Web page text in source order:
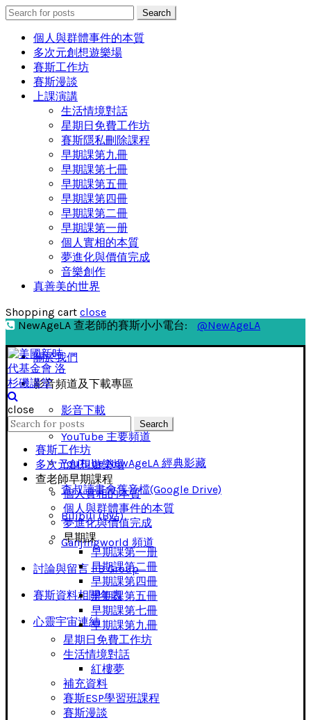
Search
for:
Search
個人與群體事件的本質
多次元創想遊樂場
賽斯工作坊
賽斯漫談
上課演講
生活情境對話
星期日免費工作坊
賽斯隱私刪除課程
早期課第九冊
早期課第七冊
早期課第五冊
早期課第四冊
早期課第二冊
早期課第一册
個人實相的本質
夢進化與價值完成
音樂創作
真善美的世界
Shopping cart close
NewAgeLA 查老師的賽斯小小電台:
@NewAgeLA
關於我們
影音頻道及下載專區
影音下載
YouTube 主要頻道
YouTube NewAgeLA 經典影藏
查叔讀書會舊音檔(Google Drive)
Bilibili (B站)
Ganjingworld 頻道
討論與留言 FB Group
賽斯資料相關年表
心靈宇宙連結
close
Search
for:
Search
賽斯工作坊
多次元創想遊樂場
查老師早期課程
個人實相的本質
個人與群體事件的本質
夢進化與價值完成
早期課
早期課第一册
早期課第二冊
早期課第四冊
早期課第五冊
早期課第七冊
早期課第九冊
星期日免費工作坊
生活情境對話
紅樓夢
補充資料
賽斯ESP學習班課程
賽斯漫談